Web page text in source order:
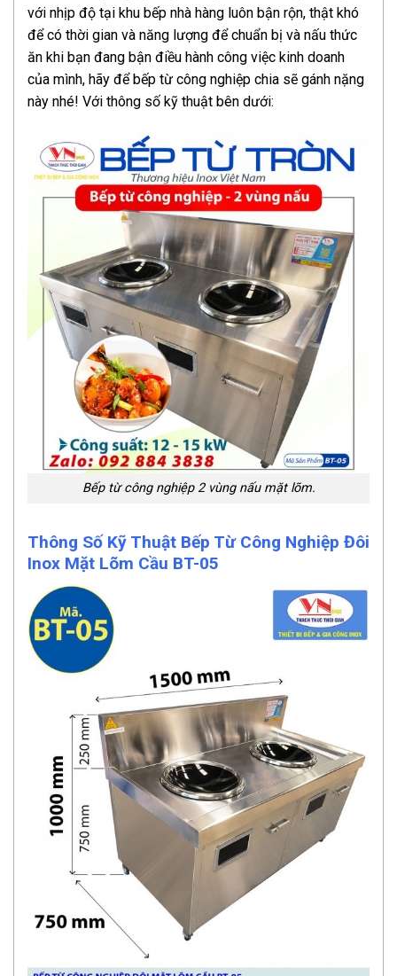
với nhịp độ tại khu bếp nhà hàng luôn bận rộn, thật khó
để có thời gian và năng lượng để chuẩn bị và nấu thức
ăn khi bạn đang bận điều hành công việc kinh doanh
của mình, hãy để bếp từ công nghiệp chia sẽ gánh nặng
này nhé! Với thông số kỹ thuật bên dưới:
Bếp từ công nghiệp 2 vùng nấu mặt lõm.
Thông Số Kỹ Thuật Bếp Từ Công Nghiệp Đôi
Inox Mặt Lõm Cầu BT-05